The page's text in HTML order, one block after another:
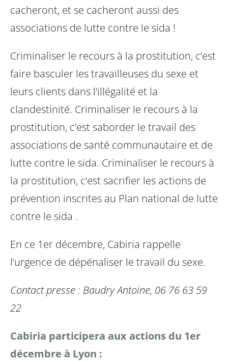
cacheront, et se cacheront aussi des
associations de lutte contre le sida !
Criminaliser le recours à la prostitution, c’est
faire basculer les travailleuses du sexe et
leurs clients dans l’illégalité et la
clandestinité. Criminaliser le recours à la
prostitution, c’est saborder le travail des
associations de santé communautaire et de
lutte contre le sida. Criminaliser le recours à
la prostitution, c’est sacrifier les actions de
prévention inscrites au Plan national de lutte
contre le sida .
En ce 1er décembre, Cabiria rappelle
l’urgence de dépénaliser le travail du sexe.
Contact presse : Baudry Antoine, 06 76 63 59
22
Cabiria participera aux actions du 1er
décembre à Lyon :